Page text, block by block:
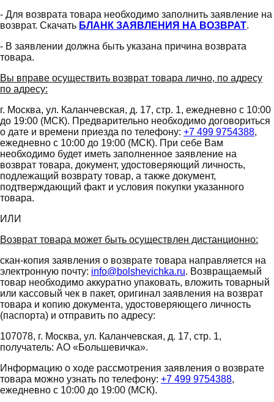
- Для возврата товара необходимо заполнить заявление на
возврат. Скачать БЛАНК ЗАЯВЛЕНИЯ НА ВОЗВРАТ.
- В заявлении должна быть указана причина возврата
товара.
Вы вправе осуществить возврат товара лично, по адресу
по адресу:
г. Москва, ул. Каланчевская, д. 17, стр. 1, ежедневно с 10:00
до 19:00 (МСК). Предварительно необходимо договориться
о дате и времени приезда по телефону: +7 499 9754388,
ежедневно с 10:00 до 19:00 (МСК). При себе Вам
необходимо будет иметь заполненное заявление на
возврат товара, документ, удостоверяющий личность,
подлежащий возврату товар, а также документ,
подтверждающий факт и условия покупки указанного
товара.
ИЛИ
Возврат товара может быть осуществлен дистанционно:
скан-копия заявления о возврате товара направляется на
электронную почту: info@bolshevichka.ru. Возвращаемый
товар необходимо аккуратно упаковать, вложить товарный
или кассовый чек в пакет, оригинал заявления на возврат
товара и копию документа, удостоверяющего личность
(паспорта) и отправить по адресу:
107078, г. Москва, ул. Каланчевская, д. 17, стр. 1,
получатель: АО «Большевичка».
Информацию о ходе рассмотрения заявления о возврате
товара можно узнать по телефону: +7 499 9754388,
ежедневно с 10:00 до 19:00 (МСК).